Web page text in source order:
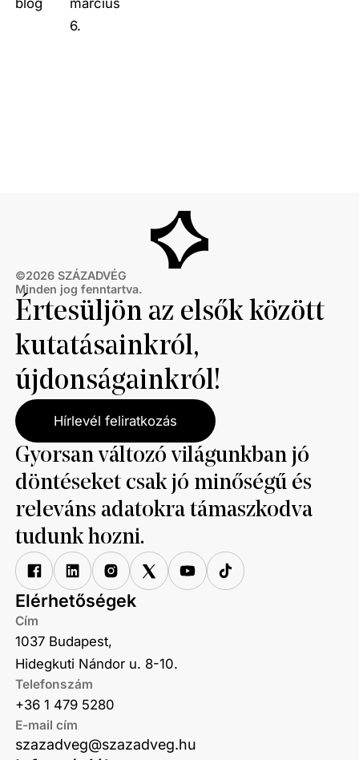
blog
március
6.
©2026 SZÁZADVÉG
Minden jog fenntartva.
Értesüljön az elsők között
kutatásainkról,
újdonságainkról!
Hírlevél feliratkozás
Gyorsan változó világunkban jó
döntéseket csak jó minőségű és
releváns adatokra támaszkodva
tudunk hozni.
Elérhetőségek
Cím
1037 Budapest,
Hidegkuti Nándor u. 8-10.
Telefonszám
+36 1 479 5280
E-mail cím
szazadveg@szazadveg.hu